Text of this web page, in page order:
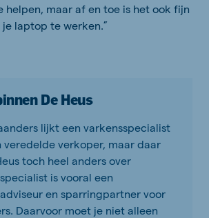
helpen, maar af en toe is het ook fijn
laptop te werken.”
De Heus
lijkt een varkensspecialist
veredelde verkoper, maar daar
toch heel anders over
is vooral een
en sparringpartner voor
Daarvoor moet je niet alleen